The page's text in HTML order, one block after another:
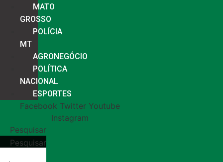
MATO
GROSSO
POLÍCIA
MT
AGRONEGÓCIO
POLÍTICA
NACIONAL
ESPORTES
Facebook Twitter Youtube
Instagram
Pesquisar
Pesquisar